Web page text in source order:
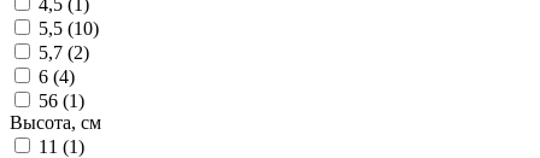
5,5 (10)
5,7 (2)
6 (4)
56 (1)
Высота, см
11 (1)